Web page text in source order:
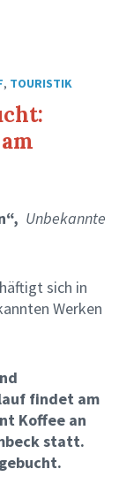
, TOURISTIK
Unbekannte
sich in
Werken
findet am
Koffee an
statt.